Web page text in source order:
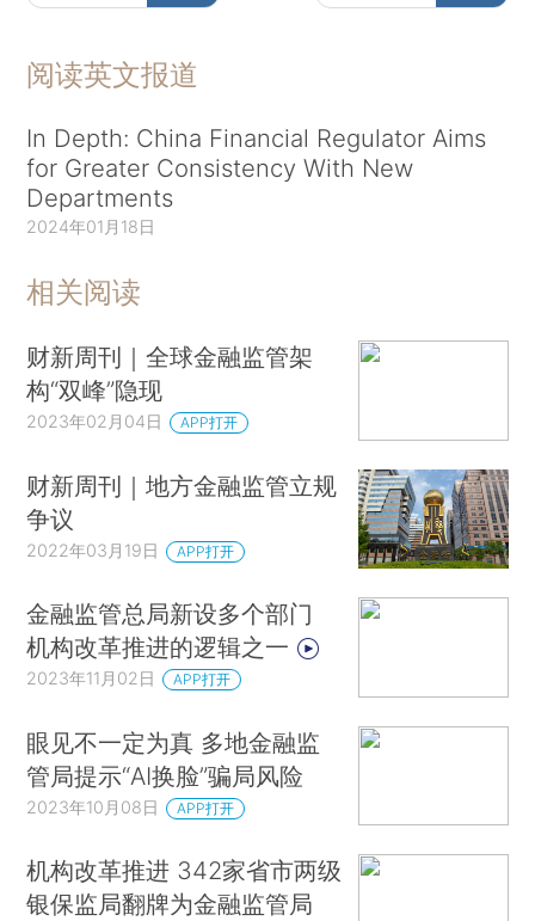
阅读英文报道
In Depth: China Financial Regulator Aims
for Greater Consistency With New
Departments
2024年01月18日
相关阅读
财新周刊｜全球金融监管架
构“双峰”隐现
2023年02月04日 APP打开
财新周刊｜地方金融监管立规
争议
2022年03月19日 APP打开
金融监管总局新设多个部门
机构改革推进的逻辑之一
2023年11月02日 APP打开
眼见不一定为真 多地金融监
管局提示“AI换脸”骗局风险
2023年10月08日 APP打开
机构改革推进 342家省市两级
银保监局翻牌为金融监管局